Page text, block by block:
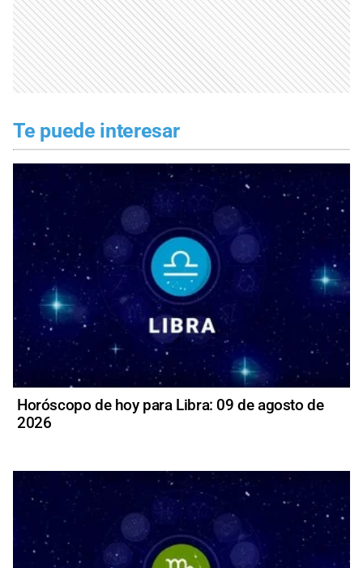
Te puede interesar
Horóscopo de hoy para Libra: 09 de agosto de
2026